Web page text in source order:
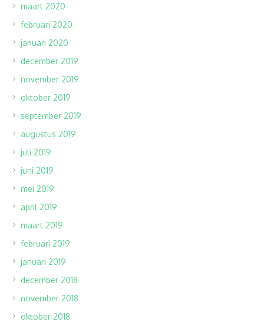
maart 2020
februari 2020
januari 2020
december 2019
november 2019
oktober 2019
september 2019
augustus 2019
juli 2019
juni 2019
mei 2019
april 2019
maart 2019
februari 2019
januari 2019
december 2018
november 2018
oktober 2018